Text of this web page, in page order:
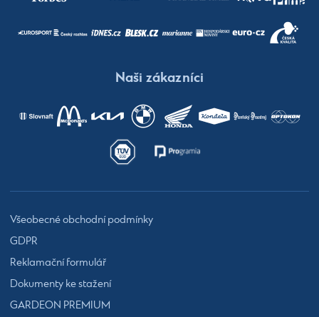
Naši zákazníci
Všeobecné obchodní podmínky
GDPR
Reklamační formulář
Dokumenty ke stažení
GARDEON PREMIUM